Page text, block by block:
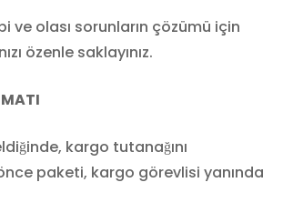
ve olası sorunların çözümü için
özenle saklayınız.
kargo tutanağını
paketi, kargo görevlisi yanında